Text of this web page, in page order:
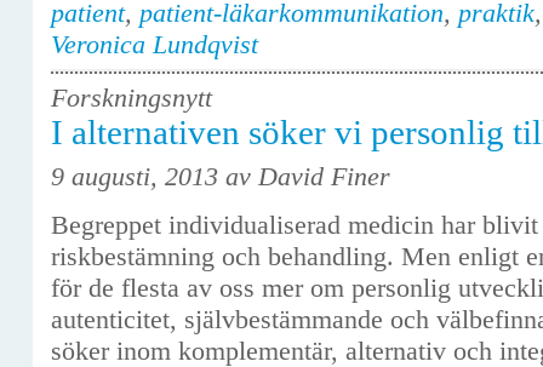
patient, patient-läkarkommunikation, praktik
Veronica Lundqvist
Forskningsnytt
I alternativen söker vi personlig
9 augusti, 2013 av David Finer
Begreppet individualiserad medicin har
riskbestämning och behandling. Men enligt
för de flesta av oss mer om personlig
autenticitet, självbestämmande och
söker inom komplementär, alternativ och